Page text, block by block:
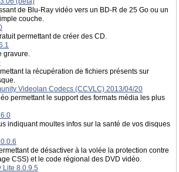
de Blu-Ray vidéo vers un BD-R de 25 Go ou un
couche.
permettant de créer des CD.
gravure.
la récupération de fichiers présents sur
Videolan Codecs (CCVLC) 2013/04/20
permettant le support des formats média les plus
indiquant moultes infos sur la santé de vos disques
de désactiver à la volée la protection contre
CSS) et le code régional des DVD vidéo.
Lite 8.0.9.5